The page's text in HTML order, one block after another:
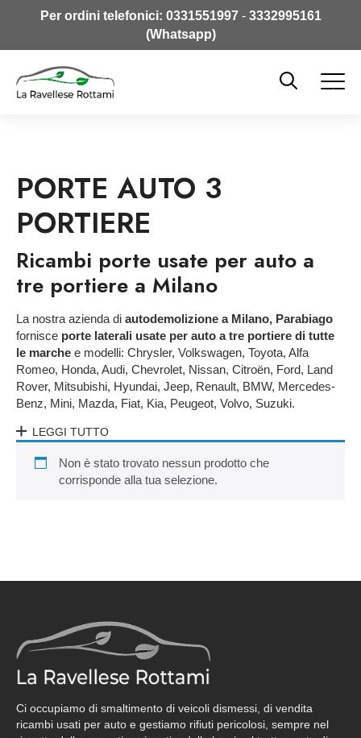
Per ordini telefonici: 0331551997- 3332995161
(Whatsapp)
PORTE AUTO 3
PORTIERE
Ricambi porte usate per auto a
tre portiere a Milano
La nostra azienda di autodemolizione a Milano, Parabiago
fornisce porte laterali usate per auto a tre portiere di tutte
le marche e modelli: Chrysler, Volkswagen, Toyota, Alfa
Romeo, Honda, Audi, Chevrolet, Nissan, Citroën, Ford, Land
Rover, Mitsubishi, Hyundai, Jeep, Renault, BMW, Mercedes-
Benz, Mini, Mazda, Fiat, Kia, Peugeot, Volvo, Suzuki.
LEGGI TUTTO
Non è stato trovato nessun prodotto che
corrisponde alla tua selezione.
Ci occupiamo di smaltimento di veicoli dismessi, di vendita
ricambi usati per auto e gestiamo rifiuti pericolosi, sempre nel